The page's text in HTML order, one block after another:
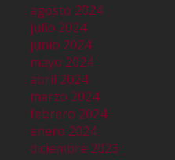
agosto 2024
julio 2024
junio 2024
mayo 2024
abril 2024
marzo 2024
febrero 2024
enero 2024
diciembre 2023